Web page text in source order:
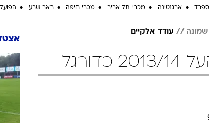
דרום אמריקה סערה
ענפים נוספים
החידה של
ספרד ארגנטינה מכבי תל אביב מכבי חיפה באר שבע
שמונה עודד אלקיים